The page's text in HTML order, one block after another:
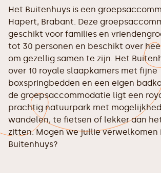
Het Buitenhuys is een
Hapert, Brabant. Deze
geschikt voor families en
tot 30 personen en beschikt over
om gezellig samen te zijn. Het
over 10 royale slaapkamers met fijne
boxspringbedden en een eigen
de groepsaccommodatie ligt een
prachtig natuurpark met
wandelen, te fietsen of lekker aan
zitten. Mogen we jullie verwelkomen
Buitenhuys?